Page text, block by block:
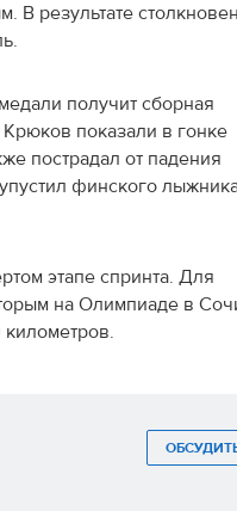
результате
получит сборная
показали в гонке
пострадал от падения
финского
этапе спринта. Для
на Олимпиаде в